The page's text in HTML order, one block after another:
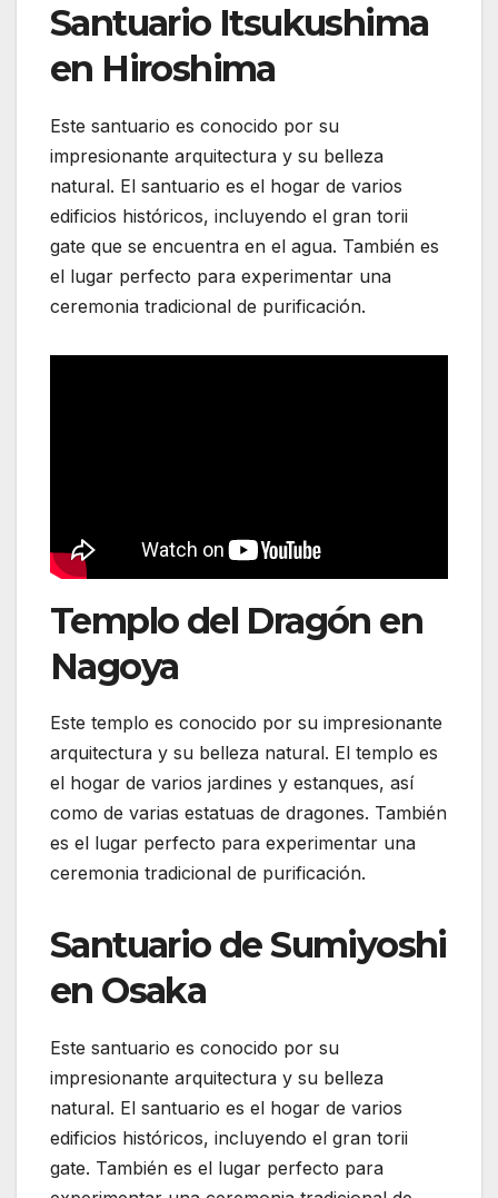
Santuario Itsukushima
en Hiroshima
Este santuario es conocido por su
impresionante arquitectura y su belleza
natural. El santuario es el hogar de varios
edificios históricos, incluyendo el gran torii
gate que se encuentra en el agua. También es
el lugar perfecto para experimentar una
ceremonia tradicional de purificación.
Templo del Dragón en
Nagoya
Este templo es conocido por su impresionante
arquitectura y su belleza natural. El templo es
el hogar de varios jardines y estanques, así
como de varias estatuas de dragones. También
es el lugar perfecto para experimentar una
ceremonia tradicional de purificación.
Santuario de Sumiyoshi
en Osaka
Este santuario es conocido por su
impresionante arquitectura y su belleza
natural. El santuario es el hogar de varios
edificios históricos, incluyendo el gran torii
gate. También es el lugar perfecto para